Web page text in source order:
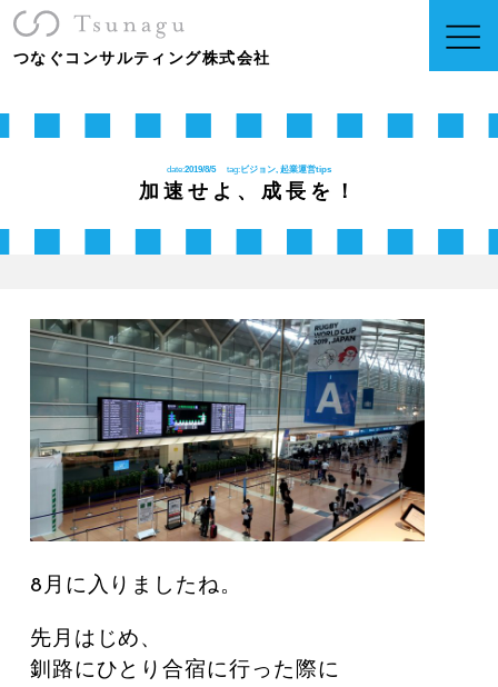
つなぐコンサルティング株式会社
date:2019/8/5 tag:ビジョン, 起業運営tips
加速せよ、成長を！
8月に入りましたね。
先月はじめ、
釧路にひとり合宿に行った際に